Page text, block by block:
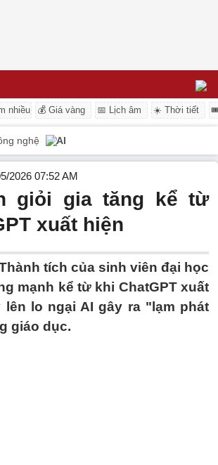
nhiều 💰 Giá vàng 📅 Lịch âm ☀️ Thời tiết
nghệ AI
2026 07:52 AM
giỏi gia tăng kể từ
xuất hiện
tích của sinh viên đại học
mạnh kể từ khi ChatGPT xuất
lên lo ngại AI gây ra "lạm phát
giáo dục.